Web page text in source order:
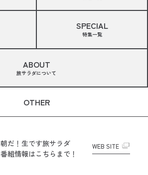
SPECIAL
特集一覧
ABOUT
旅サラダについて
OTHER
朝だ！生です旅サラダ
番組情報はこちらまで！
WEB SITE